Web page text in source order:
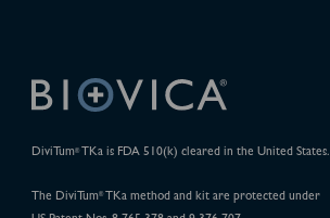
DiviTum®TKa is FDA 510(k) cleared in the United States.
The DiviTum®TKa method and kit are protected under